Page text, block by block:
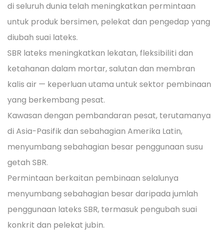
di seluruh dunia telah meningkatkan permintaan
untuk produk bersimen, pelekat dan pengedap yang
diubah suai lateks.
SBR lateks meningkatkan lekatan, fleksibiliti dan
ketahanan dalam mortar, salutan dan membran
kalis air — keperluan utama untuk sektor pembinaan
yang berkembang pesat.
Kawasan dengan pembandaran pesat, terutamanya
di Asia-Pasifik dan sebahagian Amerika Latin,
menyumbang sebahagian besar penggunaan susu
getah SBR.
Permintaan berkaitan pembinaan selalunya
menyumbang sebahagian besar daripada jumlah
penggunaan lateks SBR, termasuk pengubah suai
konkrit dan pelekat jubin.